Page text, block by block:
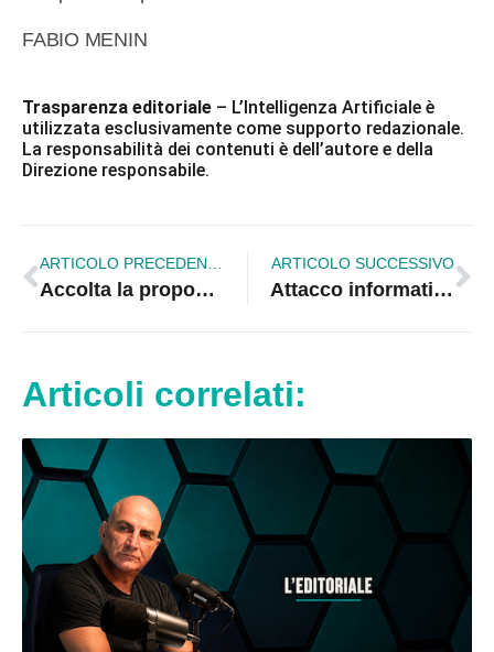
FABIO MENIN
Trasparenza editoriale – L’Intelligenza Artificiale è
utilizzata esclusivamente come supporto redazionale.
La responsabilità dei contenuti è dell’autore e della
Direzione responsabile.
Accolta la proposta per lo smaltimento dei rifiuti di plastica
ARTICOLO SUCCESSIVO
Attacco informatico al sito “Basta Vittime Sulla S.S.106”
Articoli correlati: